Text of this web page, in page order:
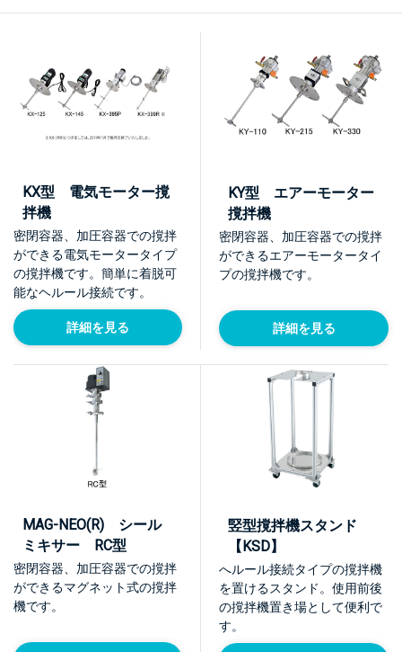
KX型 電気モーター撹
拌機
密閉容器、加圧容器での撹拌
ができる電気モータータイプ
の撹拌機です。簡単に着脱可
能なヘルール接続です。
詳細を見る
KY型 エアーモーター
撹拌機
密閉容器、加圧容器での撹拌
ができるエアーモータータイ
プの撹拌機です。
詳細を見る
MAG-NEO(R) シール
ミキサー RC型
密閉容器、加圧容器での撹拌
ができるマグネット式の撹拌
機です。
竪型撹拌機スタンド
【KSD】
へルール接続タイプの撹拌機
を置けるスタンド。使用前後
の撹拌機置き場として便利で
す。